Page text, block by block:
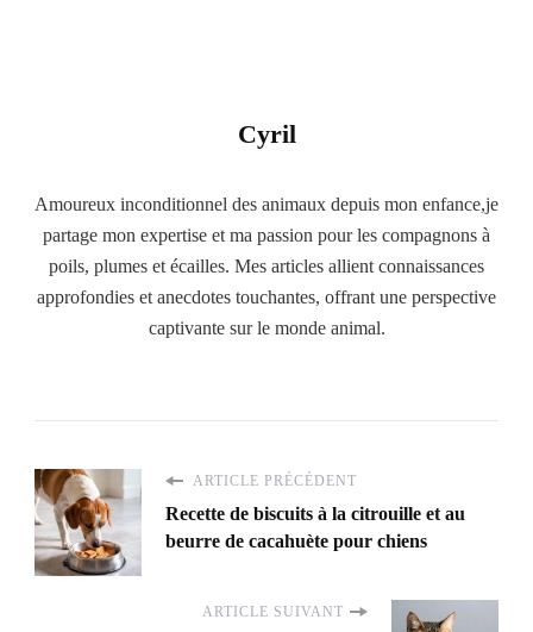
Cyril
Amoureux inconditionnel des animaux depuis mon enfance,je
partage mon expertise et ma passion pour les compagnons à
poils, plumes et écailles. Mes articles allient connaissances
approfondies et anecdotes touchantes, offrant une perspective
captivante sur le monde animal.
ARTICLE PRÉCÉDENT
Recette de biscuits à la citrouille et au
beurre de cacahuète pour chiens
ARTICLE SUIVANT